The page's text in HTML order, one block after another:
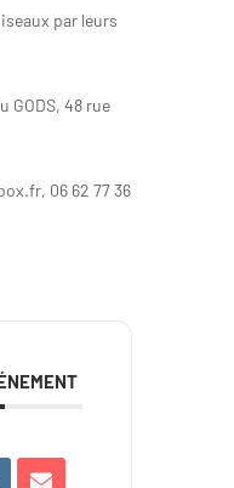
par leurs
GODS, 48 rue
06 62 77 36